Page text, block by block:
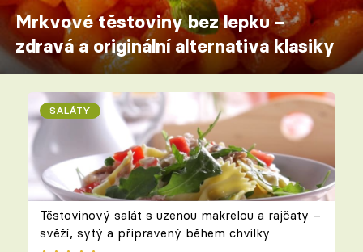
Mrkvové těstoviny bez lepku –
zdravá a originální alternativa klasiky
SALÁTY
Těstovinový salát s uzenou makrelou a rajčaty –
svěží, sytý a připravený během chvilky